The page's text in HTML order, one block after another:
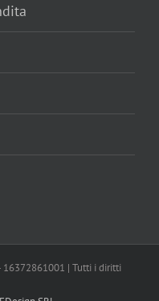
16372861001 | Tutti i diritti